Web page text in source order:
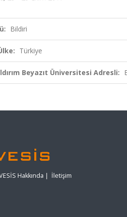
Bildiri
Türkiye
Beyazıt Üniversitesi Adresli:
Hakkında | İletişim